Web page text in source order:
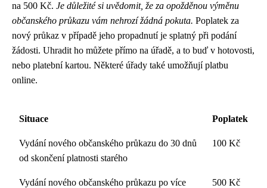
na 500 Kč. Je důležité si uvědomit, že za opožděnou výměnu
občanského průkazu vám nehrozí žádná pokuta. Poplatek za
nový průkaz v případě jeho propadnutí je splatný při podání
žádosti. Uhradit ho můžete přímo na úřadě, a to buď v hotovosti,
nebo platební kartou. Některé úřady také umožňují platbu
online.
Situace Poplatek
Vydání nového občanského průkazu do 30 dnů
od skončení platnosti starého
100 Kč
Vydání nového občanského průkazu po více
500 Kč